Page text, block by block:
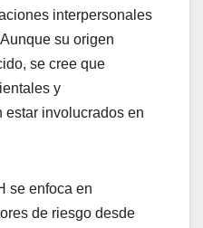
interpersonales
su origen
se cree que
y
involucrados en
se enfoca en
de riesgo desde